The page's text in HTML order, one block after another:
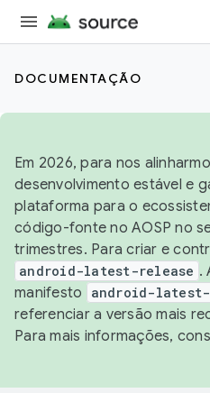
DOCUMENTAÇÃO
Em 2026, para nos
desenvolvimento estável e
plataforma para o
código-fonte no AOSP no
trimestres. Para criar e
android-latest-release .
manifesto
android-
referenciar a versão mais
Para mais informações,